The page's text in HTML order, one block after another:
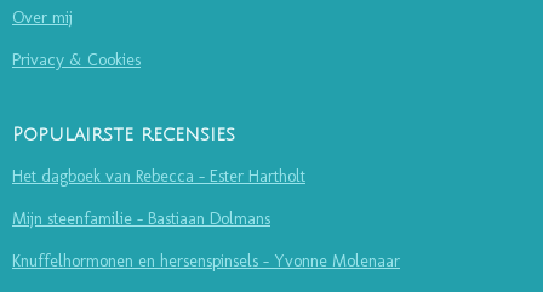
Over mij
Privacy & Cookies
Populairste recensies
Het dagboek van Rebecca - Ester Hartholt
Mijn steenfamilie - Bastiaan Dolmans
Knuffelhormonen en hersenspinsels - Yvonne Molenaar